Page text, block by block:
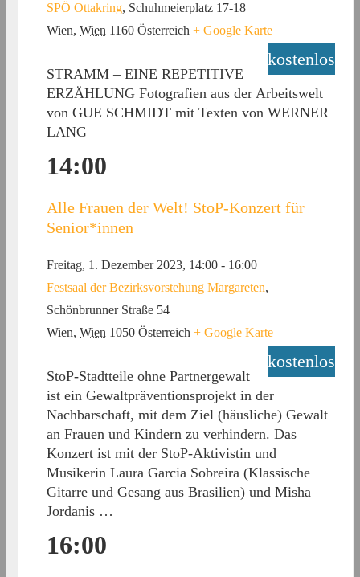
SPÖ Ottakring, Schuhmeierplatz 17-18
Wien, Wien 1160 Österreich + Google Karte
kostenlos
STRAMM – EINE REPETITIVE
ERZÄHLUNG Fotografien aus der Arbeitswelt
von GUE SCHMIDT mit Texten von WERNER
LANG
14:00
Alle Frauen der Welt! StoP-Konzert für
Senior*innen
Freitag, 1. Dezember 2023, 14:00 - 16:00
Festsaal der Bezirksvorstehung Margareten,
Schönbrunner Straße 54
Wien, Wien 1050 Österreich + Google Karte
kostenlos
StoP-Stadtteile ohne Partnergewalt
ist ein Gewaltpräventionsprojekt in der
Nachbarschaft, mit dem Ziel (häusliche) Gewalt
an Frauen und Kindern zu verhindern. Das
Konzert ist mit der StoP-Aktivistin und
Musikerin Laura Garcia Sobreira (Klassische
Gitarre und Gesang aus Brasilien) und Misha
Jordanis …
16:00